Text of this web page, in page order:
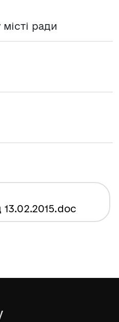
ради
.doc